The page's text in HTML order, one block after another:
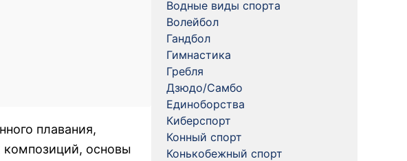
плавания,
композиций, основы
Водные виды спорта
Волейбол
Гандбол
Гимнастика
Гребля
Дзюдо/Самбо
Единоборства
Киберспорт
Конный спорт
Конькобежный спорт